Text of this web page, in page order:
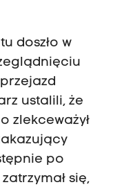
doszło w
ustalili, że
zlekceważył
po
się,